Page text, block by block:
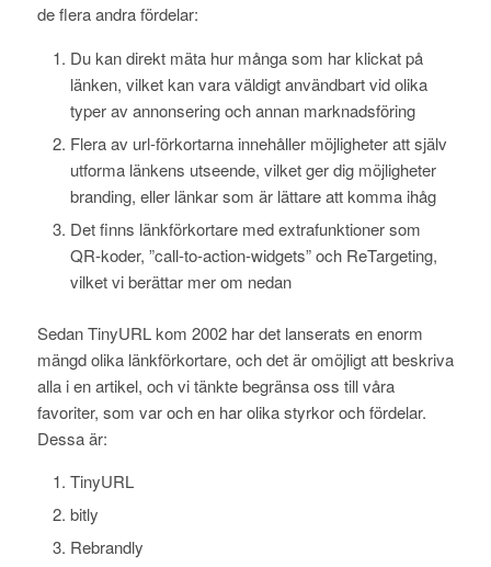
de flera andra fördelar:
Du kan direkt mäta hur många som har klickat på
länken, vilket kan vara väldigt användbart vid olika
typer av annonsering och annan marknadsföring
Flera av url-förkortarna innehåller möjligheter att själv
utforma länkens utseende, vilket ger dig möjligheter
branding, eller länkar som är lättare att komma ihåg
Det finns länkförkortare med extrafunktioner som
QR-koder, ”call-to-action-widgets” och ReTargeting,
vilket vi berättar mer om nedan
Sedan TinyURL kom 2002 har det lanserats en enorm
mängd olika länkförkortare, och det är omöjligt att beskriva
alla i en artikel, och vi tänkte begränsa oss till våra
favoriter, som var och en har olika styrkor och fördelar.
Dessa är:
TinyURL
bitly
Rebrandly